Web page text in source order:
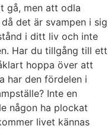
gå, men att odla
det är svampen i sig
i ditt liv och inte
Har du tillgång till ett
hoppa över att
har den fördelen i
Inte en
någon ha plockat
livet kännas